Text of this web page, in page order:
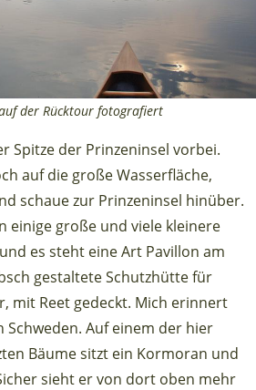
der Rücktour fotografiert
Spitze der Prinzeninsel vorbei.
auf die große Wasserfläche,
schaue zur Prinzeninsel hinüber.
einige große und viele kleinere
es steht eine Art Pavillon am
gestaltete Schutzhütte für
mit Reet gedeckt. Mich erinnert
Schweden. Auf einem der hier
Bäume sitzt ein Kormoran und
sieht er von dort oben mehr